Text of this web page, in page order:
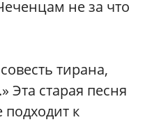
не за что
тирана,
Эта старая песня
подходит к